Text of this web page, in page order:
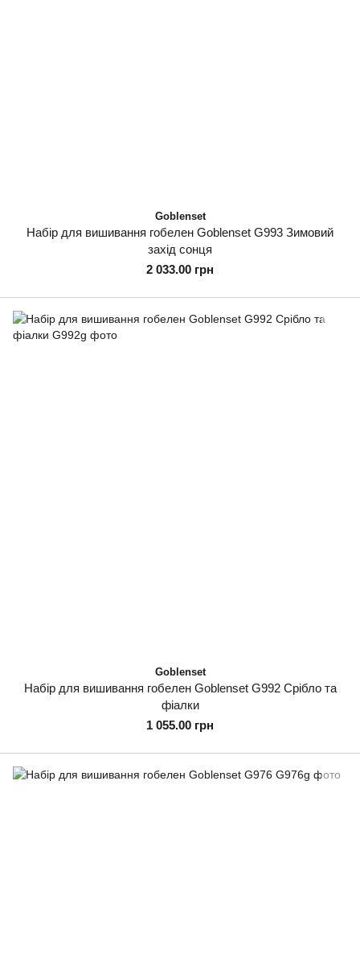
Goblenset
Набір для вишивання гобелен Goblenset G993 Зимовий
захід сонця
2 033.00 грн
Goblenset
Набір для вишивання гобелен Goblenset G992 Срібло та
фіалки
1 055.00 грн